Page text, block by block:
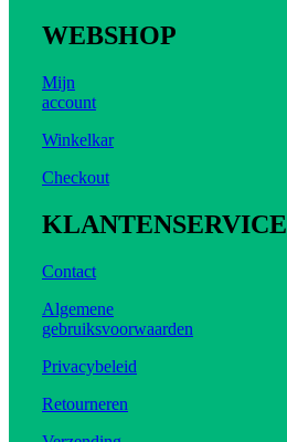
WEBSHOP
Mijn
account
Winkelkar
Checkout
KLANTENSERVICE
Contact
Algemene
gebruiksvoorwaarden
Privacybeleid
Retourneren